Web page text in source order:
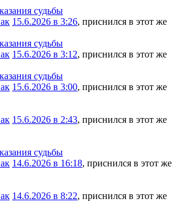
судьбы
15.6.2026 в 3:26, приснился в этот же
судьбы
15.6.2026 в 3:12, приснился в этот же
судьбы
15.6.2026 в 3:00, приснился в этот же
15.6.2026 в 2:43, приснился в этот же
судьбы
14.6.2026 в 16:18, приснился в этот же
14.6.2026 в 8:22, приснился в этот же